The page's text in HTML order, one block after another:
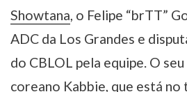
Showtana, o Felipe “brTT”
ADC da Los Grandes e
do CBLOL pela equipe. O
coreano Kabbie, que está no